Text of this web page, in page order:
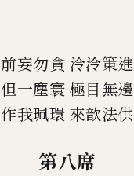
前妄勿貪 泠泠䇿進
但一塵寰 極目無邊
作我珮環 來歆法供
第八席